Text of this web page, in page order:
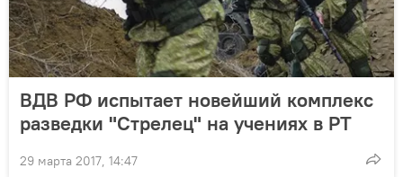
ВДВ РФ испытает новейший комплекс
разведки "Стрелец" на учениях в РТ
29 марта 2017, 14:47